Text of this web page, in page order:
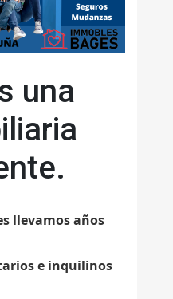
una
llevamos años
e inquilinos